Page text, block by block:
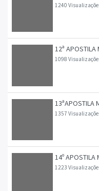
1240
12ª APOSTILA
1098
13ªAPOSTILA
1357
14º APOSTILA
1223